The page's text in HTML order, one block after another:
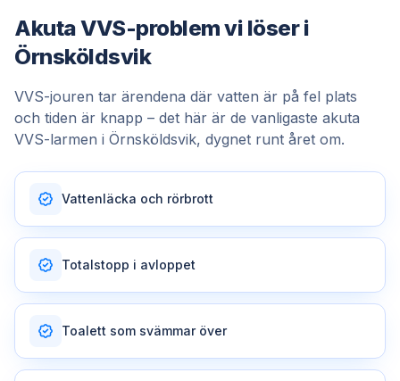
Akuta VVS-problem vi löser i
Örnsköldsvik
VVS-jouren tar ärendena där vatten är på fel plats
och tiden är knapp – det här är de vanligaste akuta
VVS-larmen i Örnsköldsvik, dygnet runt året om.
Vattenläcka och rörbrott
Totalstopp i avloppet
Toalett som svämmar över